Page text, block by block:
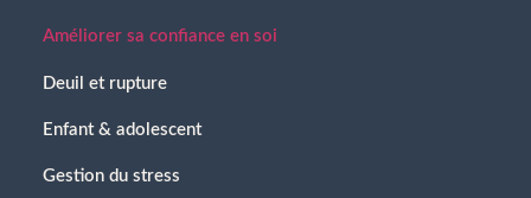
Améliorer sa confiance en soi
Deuil et rupture
Enfant & adolescent
Gestion du stress